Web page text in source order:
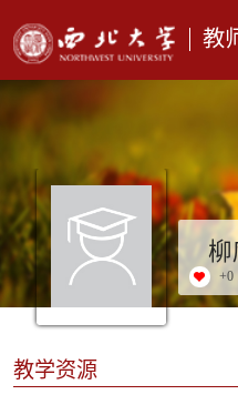
教
+0
教学资源